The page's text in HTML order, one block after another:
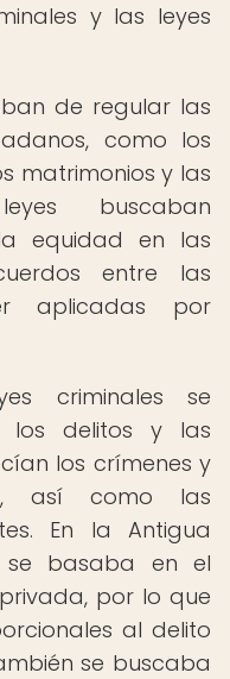
y las leyes
de regular las
como los
matrimonios y las
buscaban
equidad en las
entre las
aplicadas por
criminales se
los delitos y las
los crímenes y
así como las
En la Antigua
se basaba en el
por lo que
al delito
se buscaba